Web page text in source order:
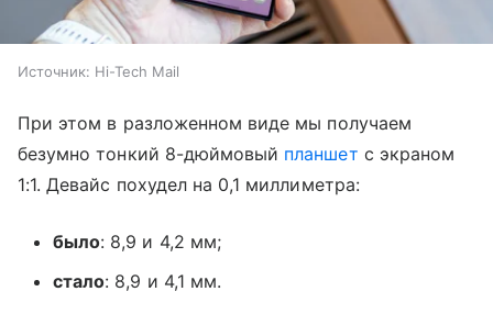
Источник: Hi-Tech Mail
При этом в разложенном виде мы получаем
безумно тонкий 8-дюймовый планшет с экраном
1:1. Девайс похудел на 0,1 миллиметра:
было: 8,9 и 4,2 мм;
стало: 8,9 и 4,1 мм.